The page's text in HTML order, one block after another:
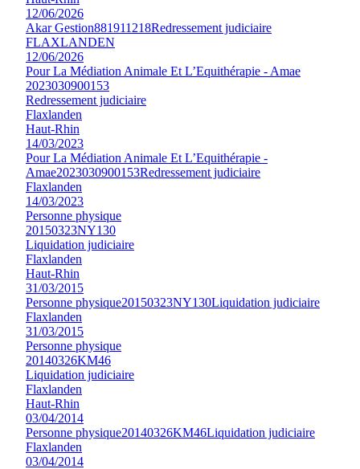
12/06/2026
Akar Gestion881911218Redressement judiciaire
FLAXLANDEN
12/06/2026
Pour La Médiation Animale Et L’Equithérapie - Amae
2023030900153
Redressement judiciaire
Flaxlanden
Haut-Rhin
14/03/2023
Pour La Médiation Animale Et L’Equithérapie -
Amae2023030900153Redressement judiciaire
Flaxlanden
14/03/2023
Personne physique
20150323NY130
Liquidation judiciaire
Flaxlanden
Haut-Rhin
31/03/2015
Personne physique20150323NY130Liquidation judiciaire
Flaxlanden
31/03/2015
Personne physique
20140326KM46
Liquidation judiciaire
Flaxlanden
Haut-Rhin
03/04/2014
Personne physique20140326KM46Liquidation judiciaire
Flaxlanden
03/04/2014